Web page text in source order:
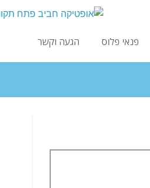
פנאי פלוס הגעה וקשר